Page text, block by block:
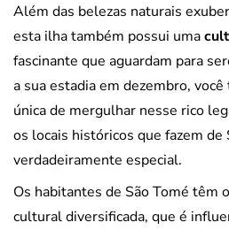
Além das belezas naturais
esta ilha também possui uma
fascinante que aguardam para
a sua estadia em dezembro,
única de mergulhar nesse rico
os locais históricos que fazem
verdadeiramente especial.
Os habitantes de São Tomé têm
cultural diversificada, que é